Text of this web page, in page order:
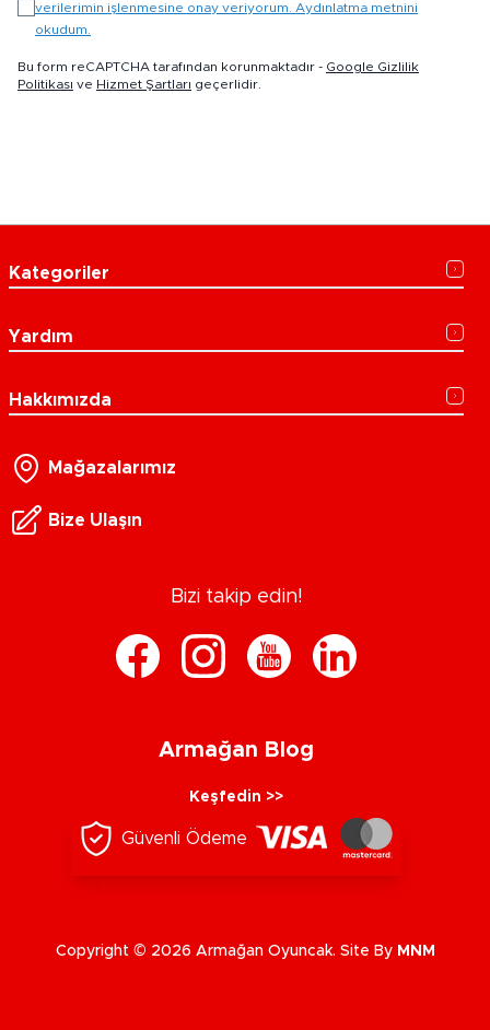
verilerimin işlenmesine onay veriyorum. Aydınlatma metnini
okudum.
Bu form reCAPTCHA tarafından korunmaktadır - Google Gizlilik
Politikası ve Hizmet Şartları geçerlidir.
Kategoriler
Yardım
Hakkımızda
Mağazalarımız
Bize Ulaşın
Bizi takip edin!
Armağan Blog
Keşfedin >>
Güvenli Ödeme
Copyright © 2026 Armağan Oyuncak. Site By MNM